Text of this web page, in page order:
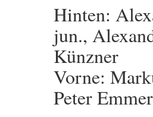
Hinten:
jun.,
Künzner
Vorne:
Peter